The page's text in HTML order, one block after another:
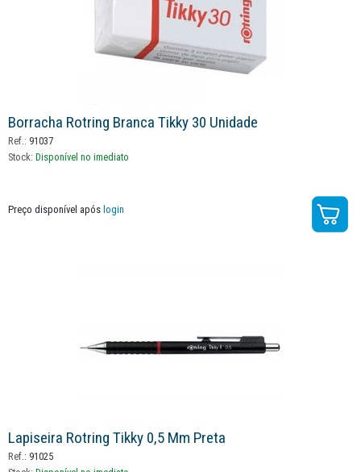
Borracha Rotring Branca Tikky 30 Unidade
Ref.: 91037
Stock: Disponível no imediato
Preço disponível após login
Lapiseira Rotring Tikky 0,5 Mm Preta
Ref.: 91025